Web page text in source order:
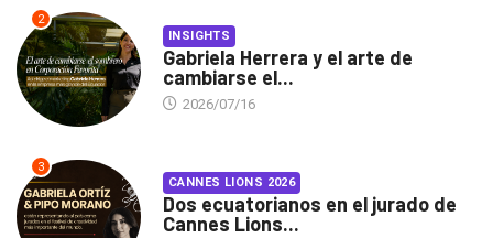
2
INSIGHTS
Gabriela Herrera y el arte de
cambiarse el...
2026/07/16
3
CANNES LIONS 2026
Dos ecuatorianos en el jurado de
Cannes Lions...